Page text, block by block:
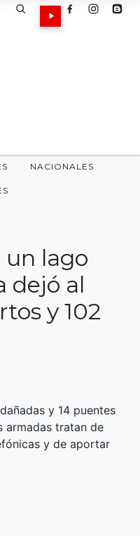
NACIONALES
un lago
dejó al
y 102
y 14 puentes
armadas tratan de
y de aportar